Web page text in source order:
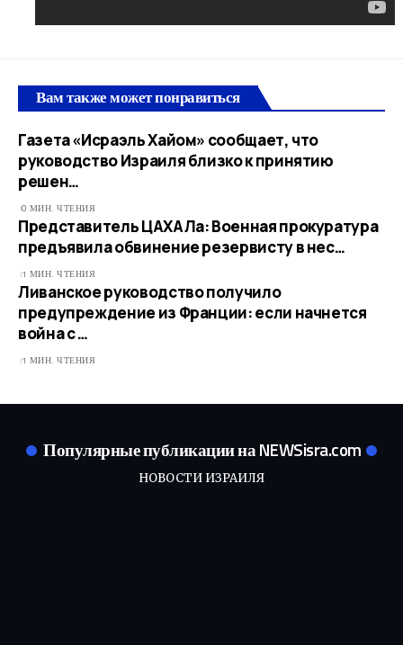
Вам также может понравиться
Газета «Исраэль Хайом» сообщает, что
руководство Израиля близко к принятию
решен…
0 МИН. ЧТЕНИЯ
Представитель ЦАХАЛа: Военная прокуратура
предъявила обвинение резервисту в нес…
1 МИН. ЧТЕНИЯ
Ливанское руководство получило
предупреждение из Франции: если начнется
война с …
1 МИН. ЧТЕНИЯ
Популярные публикации на NEWSisra.com
НОВОСТИ ИЗРАИЛЯ